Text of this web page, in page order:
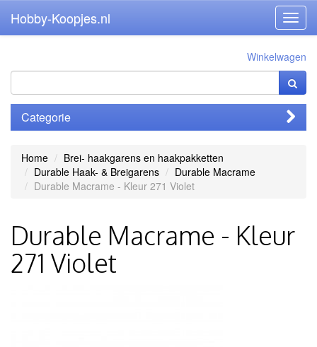
Hobby-Koopjes.nl
Winkelwagen
Categorie
Home
Brei- haakgarens en haakpakketten
Durable Haak- & Breigarens
Durable Macrame
Durable Macrame - Kleur 271 Violet
Durable Macrame - Kleur
271 Violet